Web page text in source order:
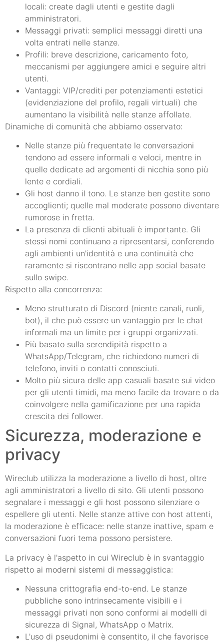
locali: create dagli utenti e gestite dagli
amministratori.
Messaggi privati: semplici messaggi diretti una
volta entrati nelle stanze.
Profili: breve descrizione, caricamento foto,
meccanismi per aggiungere amici e seguire altri
utenti.
Vantaggi: VIP/crediti per potenziamenti estetici
(evidenziazione del profilo, regali virtuali) che
aumentano la visibilità nelle stanze affollate.
Dinamiche di comunità che abbiamo osservato:
Nelle stanze più frequentate le conversazioni
tendono ad essere informali e veloci, mentre in
quelle dedicate ad argomenti di nicchia sono più
lente e cordiali.
Gli host danno il tono. Le stanze ben gestite sono
accoglienti; quelle mal moderate possono diventare
rumorose in fretta.
La presenza di clienti abituali è importante. Gli
stessi nomi continuano a ripresentarsi, conferendo
agli ambienti un'identità e una continuità che
raramente si riscontrano nelle app social basate
sullo swipe.
Rispetto alla concorrenza:
Meno strutturato di Discord (niente canali, ruoli,
bot), il che può essere un vantaggio per le chat
informali ma un limite per i gruppi organizzati.
Più basato sulla serendipità rispetto a
WhatsApp/Telegram, che richiedono numeri di
telefono, inviti o contatti conosciuti.
Molto più sicura delle app casuali basate sui video
per gli utenti timidi, ma meno facile da trovare o da
coinvolgere nella gamificazione per una rapida
crescita dei follower.
Sicurezza, moderazione e
privacy
Wireclub utilizza la moderazione a livello di host, oltre
agli amministratori a livello di sito. Gli utenti possono
segnalare i messaggi e gli host possono silenziare o
espellere gli utenti. Nelle stanze attive con host attenti,
la moderazione è efficace: nelle stanze inattive, spam e
conversazioni fuori tema possono persistere.
La privacy è l'aspetto in cui Wireclub è in svantaggio
rispetto ai moderni sistemi di messaggistica:
Nessuna crittografia end-to-end. Le stanze
pubbliche sono intrinsecamente visibili e i
messaggi privati non sono conformi ai modelli di
sicurezza di Signal, WhatsApp o Matrix.
L'uso di pseudonimi è consentito, il che favorisce